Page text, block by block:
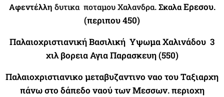
Αφεντέλλη δυτικα ποταμου Χαλανδρα.Σκαλα Ερεσου.
(περιπου 450)
Παλαιοχριστιανική Βασιλική Υψωμα Χαλινάδου 3
χιλ βορεια Αγια Παρασκευη (550)
Παλαιοχριστιανικο μεταβυζαντινο ναο του Ταξιαρχη
πάνω στο δάπεδο ναού των Μεσσων. περιοχη